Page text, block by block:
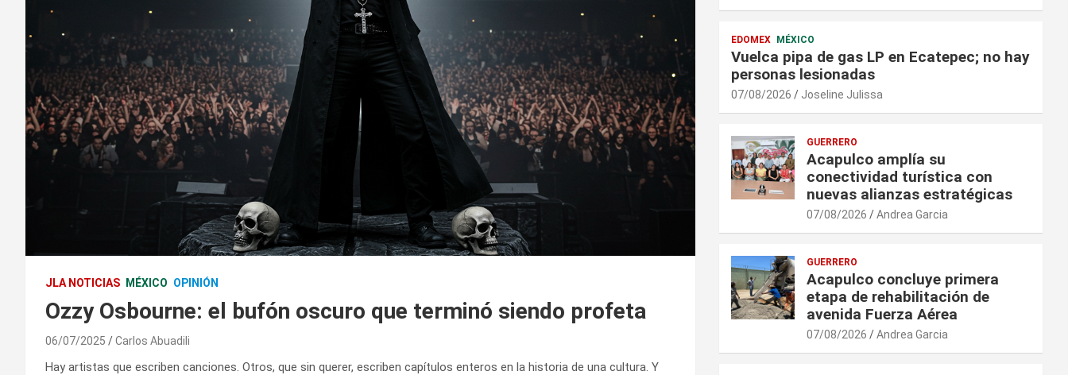
JLA NOTICIAS MÉXICO OPINIÓN
Ozzy Osbourne: el bufón oscuro que terminó siendo profeta
06/07/2025 Carlos Abuadili
Hay artistas que escriben canciones. Otros, que sin querer, escriben capítulos enteros en la historia de una cultura. Y
EDOMEX MÉXICO
Vuelca pipa de gas LP en Ecatepec; no hay
personas lesionadas
07/08/2026 Joseline Julissa
GUERRERO
Acapulco amplía su
conectividad turística con
nuevas alianzas estratégicas
07/08/2026 Andrea Garcia
GUERRERO
Acapulco concluye primera
etapa de rehabilitación de
avenida Fuerza Aérea
07/08/2026 Andrea Garcia